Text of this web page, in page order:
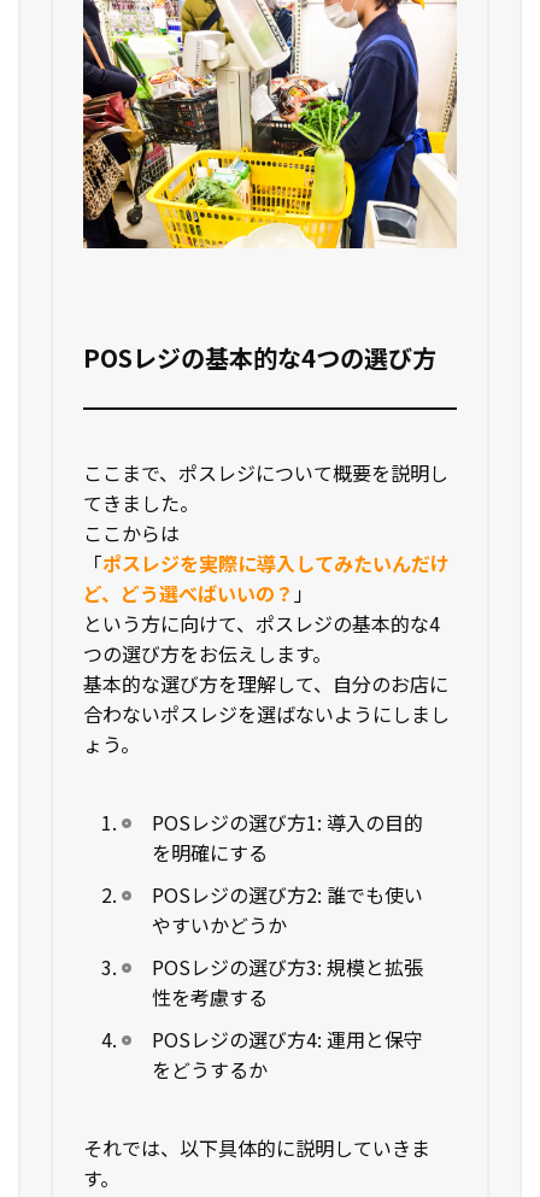
POSレジの基本的な4つの選び方
ここまで、ポスレジについて概要を説明し
てきました。
ここからは
「ポスレジを実際に導入してみたいんだけ
ど、どう選べばいいの？ 」
という方に向けて、ポスレジの基本的な4
つの選び方をお伝えします。
基本的な選び方を理解して、自分のお店に
合わないポスレジを選ばないようにしまし
ょう。
POSレジの選び方1: 導入の目的
を明確にする
POSレジの選び方2: 誰でも使い
やすいかどうか
POSレジの選び方3: 規模と拡張
性を考慮する
POSレジの選び方4: 運用と保守
をどうするか
それでは、以下具体的に説明していきま
す。